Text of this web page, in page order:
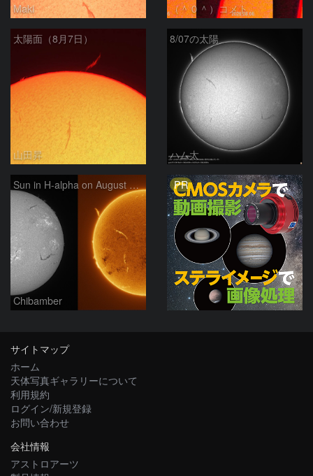
Maki （＾０＾）コメト
太陽面（8月7日）
山田昇
8/07の太陽
ハム太
Sun in H-alpha on August 7, 2026
Chibamber
PR
サイトマップ
ホーム
天体写真ギャラリーについて
利用規約
ログイン/新規登録
お問い合わせ
会社情報
アストロアーツ